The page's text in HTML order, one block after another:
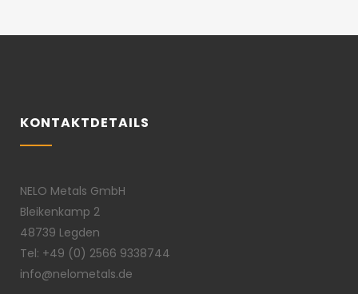
KONTAKTDETAILS
NELO Metals GmbH
Bleikenkamp 2
48739 Legden
Tel: +49 (0) 2566 9338744
info@nelometals.de